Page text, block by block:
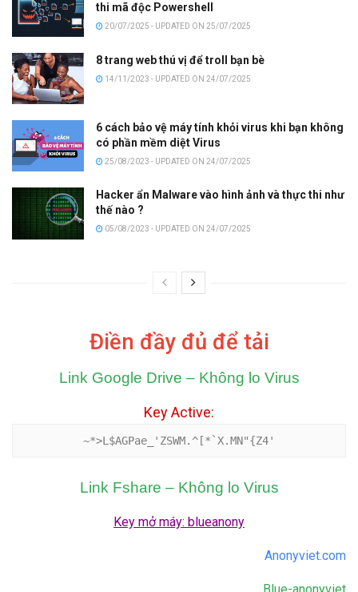
thi mã độc Powershell
20/07/2025 - UPDATED ON 25/07/2025
8 trang web thú vị để troll bạn bè
14/11/2023 - UPDATED ON 24/07/2025
6 cách bảo vệ máy tính khỏi virus khi bạn không
có phần mềm diệt Virus
25/08/2023 - UPDATED ON 24/07/2025
Hacker ẩn Malware vào hình ảnh và thực thi như
thế nào ?
05/08/2023 - UPDATED ON 24/07/2025
Điền đầy đủ để tải
Link Google Drive – Không lo Virus
Key Active:
Link Fshare – Không lo Virus
Key mở máy: blueanony
Anonyviet.com